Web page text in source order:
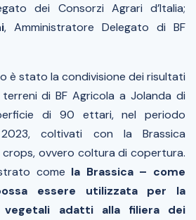
dei Consorzi Agrari d’Italia;
, Amministratore Delegato di BF
è stato la condivisione dei risultati
di BF Agricola a Jolanda di
di 90 ettari, nel periodo
coltivati con la Brassica
ovvero coltura di copertura.
come la Brassica – come
essere utilizzata per la
adatti alla filiera dei